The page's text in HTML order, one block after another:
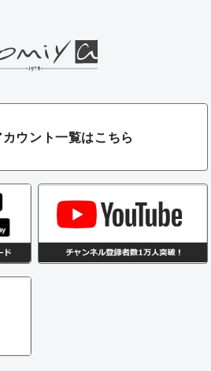
ウント一覧はこちら